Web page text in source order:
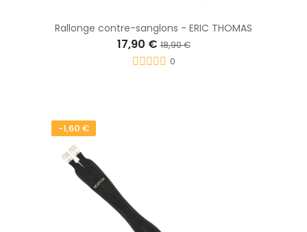
Rallonge contre-sanglons - ERIC THOMAS
17,90 €18,90 €
0
-1,60 €